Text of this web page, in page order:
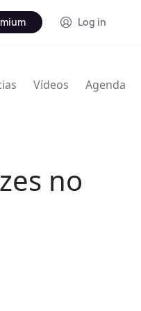
Log in
Vídeos Agenda
no